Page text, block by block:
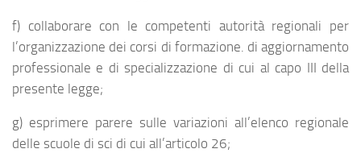
f) collaborare con le competenti autorità regionali per
l’organizzazione dei corsi di formazione. di aggiornamento
professionale e di specializzazione di cui al capo III della
presente legge;
g) esprimere parere sulle variazioni all’elenco regionale
delle scuole di sci di cui all’articolo 26;